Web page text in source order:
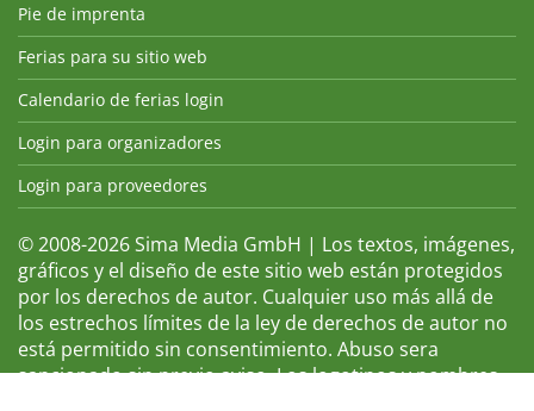
Pie de imprenta
Ferias para su sitio web
Calendario de ferias login
Login para organizadores
Login para proveedores
© 2008-2026 Sima Media GmbH | Los textos, imágenes,
gráficos y el diseño de este sitio web están protegidos
por los derechos de autor. Cualquier uso más allá de
los estrechos límites de la ley de derechos de autor no
está permitido sin consentimiento. Abuso sera
sancionado sin previo aviso. Los logotipos y nombres